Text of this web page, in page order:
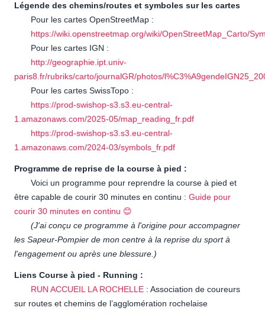
Légende des chemins/routes et symboles sur les cartes
Pour les cartes OpenStreetMap :
https://wiki.openstreetmap.org/wiki/OpenStreetMap_Carto/
Pour les cartes IGN :
http://geographie.ipt.univ-
paris8.fr/rubriks/carto/journalGR/photos/
Pour les cartes SwissTopo :
https://prod-swishop-s3.s3.eu-central-
1.amazonaws.com/2025-05/map_reading_fr.pdf
https://prod-swishop-s3.s3.eu-central-
1.amazonaws.com/2024-03/symbols_fr.pdf
Programme de reprise de la course à pied :
Voici un programme pour reprendre la course à pied et
être capable de courir 30 minutes en continu : Guide pour
courir 30 minutes en continu 😊
(J'ai conçu ce programme à l'origine pour accompagner
les Sapeur-Pompier de mon centre à la reprise du sport à
l'engagement ou après une blessure.)
Liens Course à pied - Running :
RUN ACCUEIL LA ROCHELLE : Association de coureurs
sur routes et chemins de l’agglomération rochelaise